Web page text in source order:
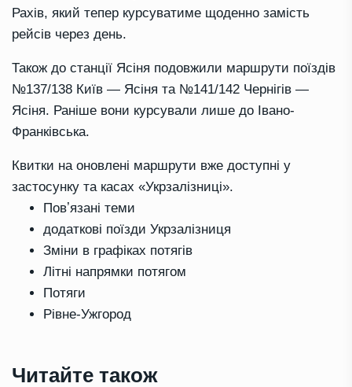
Рахів, який тепер курсуватиме щоденно замість
рейсів через день.
Також до станції Ясіня подовжили маршрути поїздів
№137/138 Київ — Ясіня та №141/142 Чернігів —
Ясіня. Раніше вони курсували лише до Івано-
Франківська.
Квитки на оновлені маршрути вже доступні у
застосунку та касах «Укрзалізниці».
Повʼязані теми
додаткові поїзди Укрзалізниця
Зміни в графіках потягів
Літні напрямки потягом
Потяги
Рівне-Ужгород
Читайте також